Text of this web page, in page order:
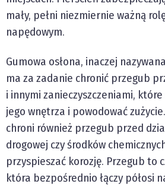
mały, pełni niezmiernie ważną
napędowym.
Gumowa osłona, inaczej
ma za zadanie chronić przegub
i innymi zanieczyszczeniami,
jego wnętrza i powodować
chroni również przegub przed
drogowej czy środków
przyspieszać korozję. Przegub to
która bezpośrednio łączy półosi